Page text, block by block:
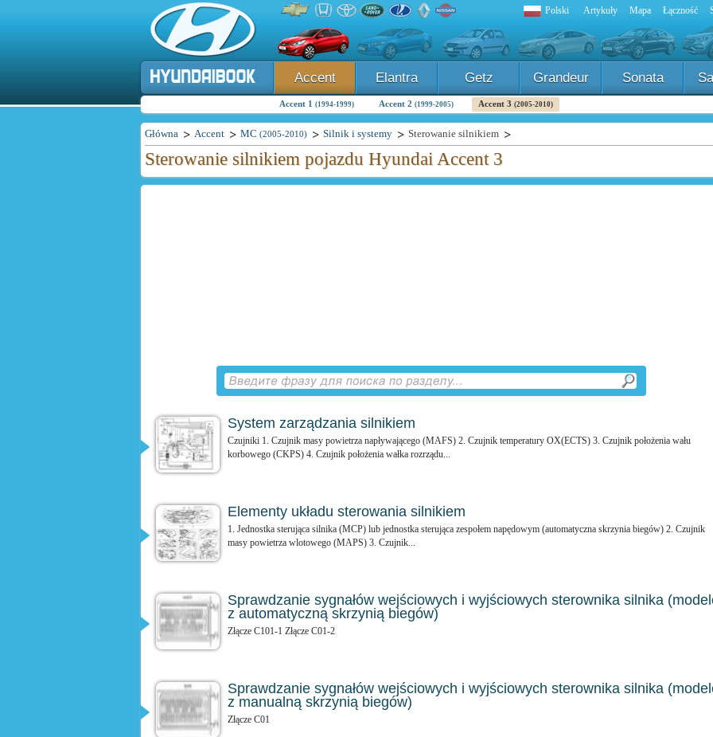
Polski Artykuły Mapa Łączność
Accent Elantra Getz Grandeur Sonata
Accent 1 (1994-1999) Accent 2 (1999-2005) Accent 3 (2005-2010)
Główna Accent MC (2005-2010) Silnik i systemy Sterowanie silnikiem
Sterowanie silnikiem pojazdu Hyundai Accent 3
System zarządzania silnikiem
Czujniki 1. Czujnik masy powietrza napływającego (MAFS) 2. Czujnik temperatury OX(ECTS) 3. Czujnik położenia wału
korbowego (CKPS) 4. Czujnik położenia wałka rozrządu...
Elementy układu sterowania silnikiem
1. Jednostka sterująca silnika (MCP) lub jednostka sterująca zespołem napędowym (automatyczna skrzynia biegów) 2. Czujnik
masy powietrza wlotowego (MAPS) 3. Czujnik...
Sprawdzanie sygnałów wejściowych i wyjściowych sterownika silnika
z automatyczną skrzynią biegów)
Złącze C101-1 Złącze C01-2
Sprawdzanie sygnałów wejściowych i wyjściowych sterownika silnika
z manualną skrzynią biegów)
Złącze C01